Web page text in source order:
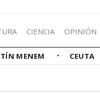
CIENCIA OPINIÓN
MENEM CEUTA